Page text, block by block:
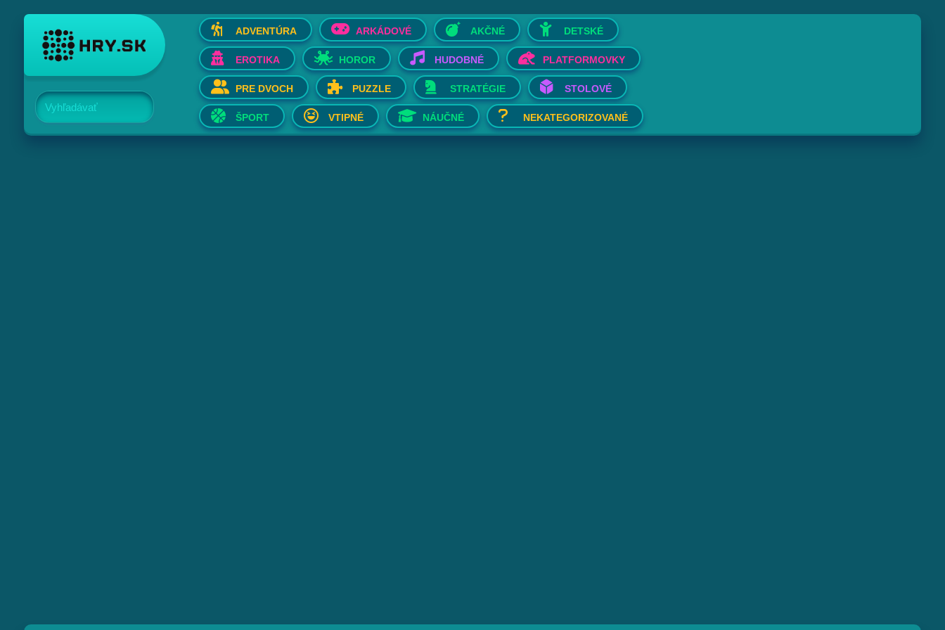
Vyhľadávať
ADVENTÚRA ARKÁDOVÉ AKČNÉ DETSKÉ
EROTIKA HOROR HUDOBNÉ PLATFORMOVKY
PRE DVOCH PUZZLE STRATÉGIE STOLOVÉ
ŠPORT VTIPNÉ NÁUČNÉ NEKATEGORIZOVANÉ